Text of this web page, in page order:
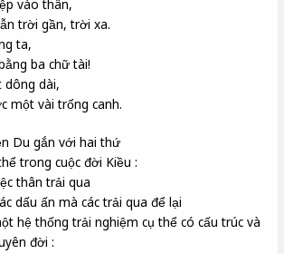
vào thân,
trời gần, trời xa.
ta,
ba chữ tài!
dông dài,
một vài trống canh.
Du gắn với hai thứ
trong cuộc đời Kiều :
thân trải qua
dấu ấn mà các trải qua để lại
hệ thống trải nghiệm cụ thể có cấu trúc và
đời :